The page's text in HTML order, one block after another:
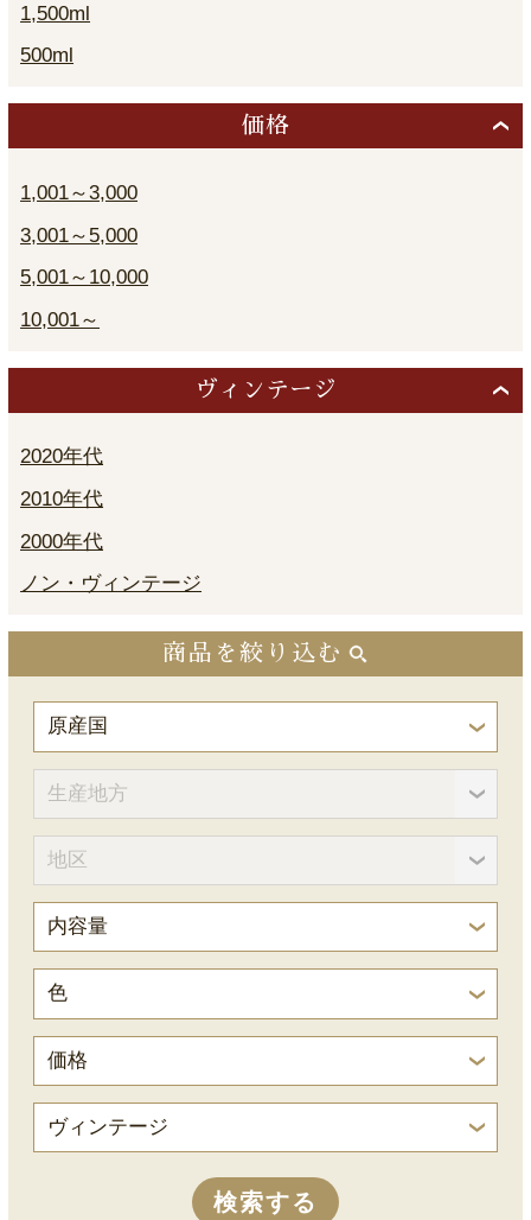
1,500ml
500ml
価格
1,001～3,000
3,001～5,000
5,001～10,000
10,001～
ヴィンテージ
2020年代
2010年代
2000年代
ノン・ヴィンテージ
商品を絞り込む